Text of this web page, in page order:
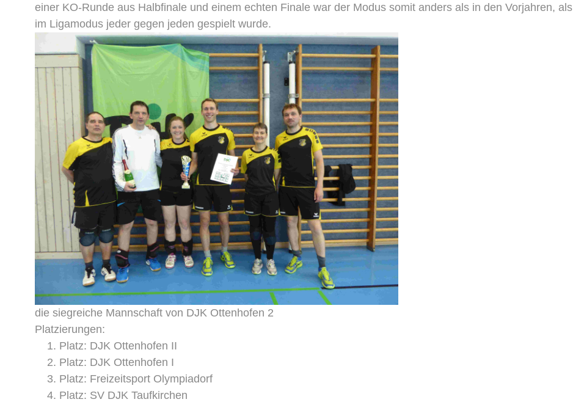
einer KO-Runde aus Halbfinale und einem echten Finale war der Modus somit anders als in den Vorjahren, als
im Ligamodus jeder gegen jeden gespielt wurde.
die siegreiche Mannschaft von DJK Ottenhofen 2
Platzierungen:
Platz: DJK Ottenhofen II
Platz: DJK Ottenhofen I
Platz: Freizeitsport Olympiadorf
Platz: SV DJK Taufkirchen